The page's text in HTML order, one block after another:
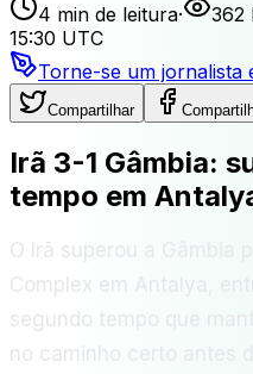
4 min de leitura· 362
15:30 UTC
Torne-se um jornalista
Compartilhar
Irã 3-1 Gâmbia:
tempo em
O Irã superou a Gâmbia
Complex em Antalya,
segundo tempo que
no caminho certo antes